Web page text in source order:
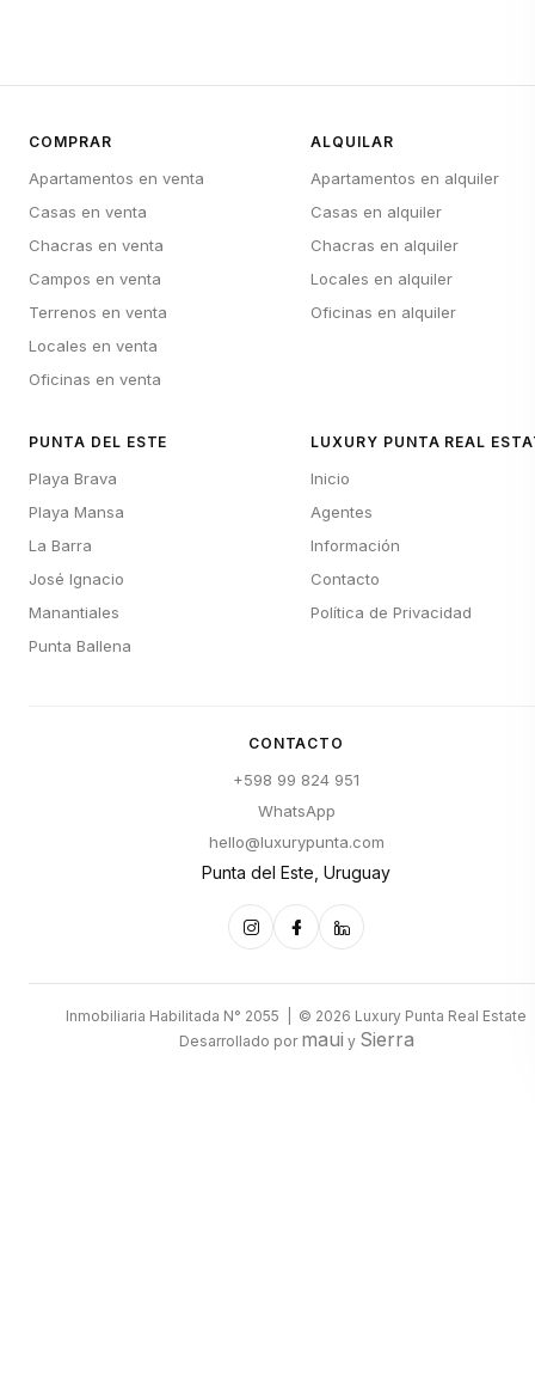
COMPRAR
Apartamentos en venta
Casas en venta
Chacras en venta
Campos en venta
Terrenos en venta
Locales en venta
Oficinas en venta
ALQUILAR
Apartamentos en alquiler
Casas en alquiler
Chacras en alquiler
Locales en alquiler
Oficinas en alquiler
PUNTA DEL ESTE
Playa Brava
Playa Mansa
La Barra
José Ignacio
Manantiales
Punta Ballena
LUXURY PUNTA REAL
Inicio
Agentes
Información
Contacto
Política de Privacidad
CONTACTO
+598 99 824 951
WhatsApp
hello@luxurypunta.com
Punta del Este, Uruguay
Inmobiliaria Habilitada N° 2055 | © 2026 Luxury Punta Real Estate
Desarrollado por maui y Sierra